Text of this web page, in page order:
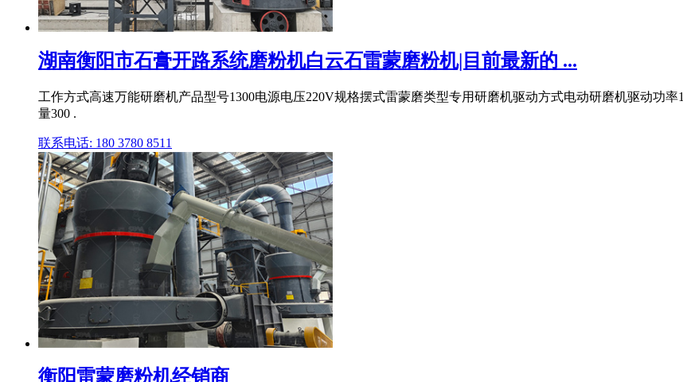
湖南衡阳市石膏开路系统磨粉机白云石雷蒙磨粉机|目前最新的 ...
工作方式高速万能研磨机产品型号1300电源电压220V规格摆式雷蒙磨类型专用研磨机驱动方式电动研磨机驱动功
量300 .
联系电话: 180 3780 8511
衡阳雷蒙磨粉机经销商